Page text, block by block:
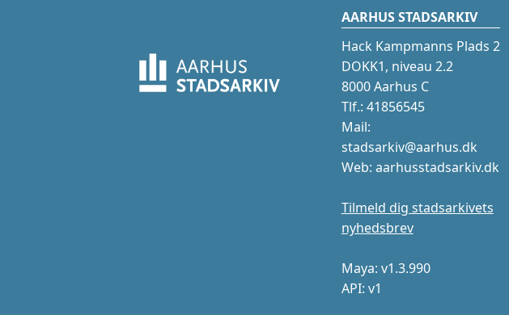
AARHUS STADSARKIV
Hack Kampmanns Plads 2
DOKK1, niveau 2.2
8000 Aarhus C
Tlf.: 41856545
Mail:
stadsarkiv@aarhus.dk
Web: aarhusstadsarkiv.dk
Tilmeld dig stadsarkivets
nyhedsbrev
Maya: v1.3.990
API: v1